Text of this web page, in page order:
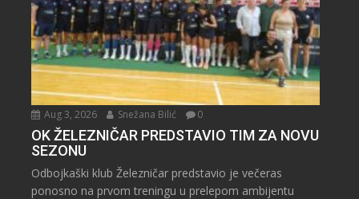
Aug 3, 2026 Snežana Bilić 0
OK ŽELEZNIČAR PREDSTAVIO TIM ZA NOVU
SEZONU
Odbojkaški klub Železničar predstavio je večeras
ponosno na prvom treningu u prelepom ambijentu